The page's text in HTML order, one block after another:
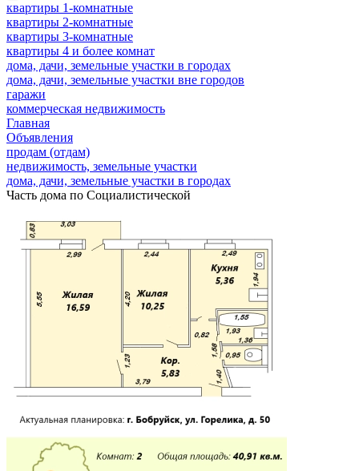
квартиры 1-комнатные
квартиры 2-комнатные
квартиры 3-комнатные
квартиры 4 и более комнат
дома, дачи, земельные участки в городах
дома, дачи, земельные участки вне городов
гаражи
коммерческая недвижимость
Главная
Объявления
продам (отдам)
недвижимость, земельные участки
дома, дачи, земельные участки в городах
Часть дома по Социалистической